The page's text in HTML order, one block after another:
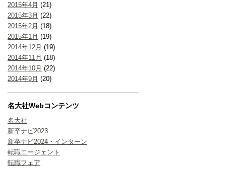
2015年4月 (21)
2015年3月 (22)
2015年2月 (18)
2015年1月 (19)
2014年12月 (19)
2014年11月 (18)
2014年10月 (22)
2014年9月 (20)
名大社Webコンテンツ
名大社
新卒ナビ2023
新卒ナビ2024・インターン
転職エージェント
転職フェア